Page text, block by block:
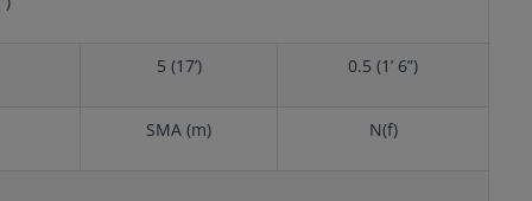
5 (17’) 0.5 (1’ 6”)
SMA (m) N(f)